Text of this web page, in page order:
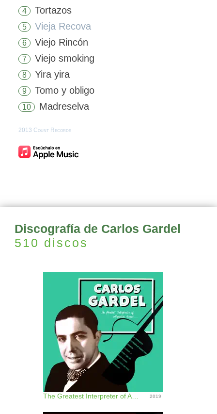
4 Tortazos
5 Vieja Recova
6 Viejo Rincón
7 Viejo smoking
8 Yira yira
9 Tomo y obligo
10 Madreselva
2013 Count Records
Discografía de Carlos Gardel
510 discos
2019